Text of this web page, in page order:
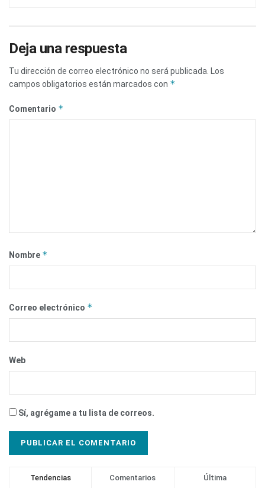
Deja una respuesta
Tu dirección de correo electrónico no será publicada.
Los
campos obligatorios están marcados con *
Comentario *
Nombre *
Correo electrónico *
Web
Sí, agrégame a tu lista de correos.
Tendencias Comentarios Última